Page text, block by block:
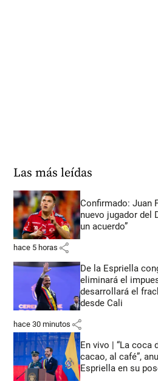
Las más leídas
Confirmado: Juan
nuevo jugador del
un acuerdo”
hace 5 horas share
De la Espriella
eliminará el
desarrollará el
desde Cali
hace 30 minutos share
En vivo | “La coca
cacao, al café”,
Espriella en su